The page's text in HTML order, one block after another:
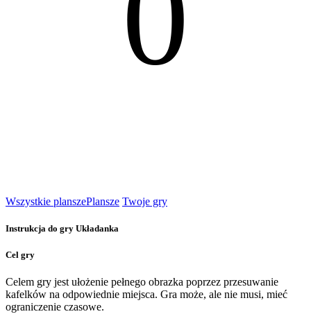
Wszystkie planszePlansze Twoje gry
Instrukcja do gry Układanka
Cel gry
Celem gry jest ułożenie pełnego obrazka poprzez przesuwanie
kafelków na odpowiednie miejsca. Gra może, ale nie musi, mieć
ograniczenie czasowe.